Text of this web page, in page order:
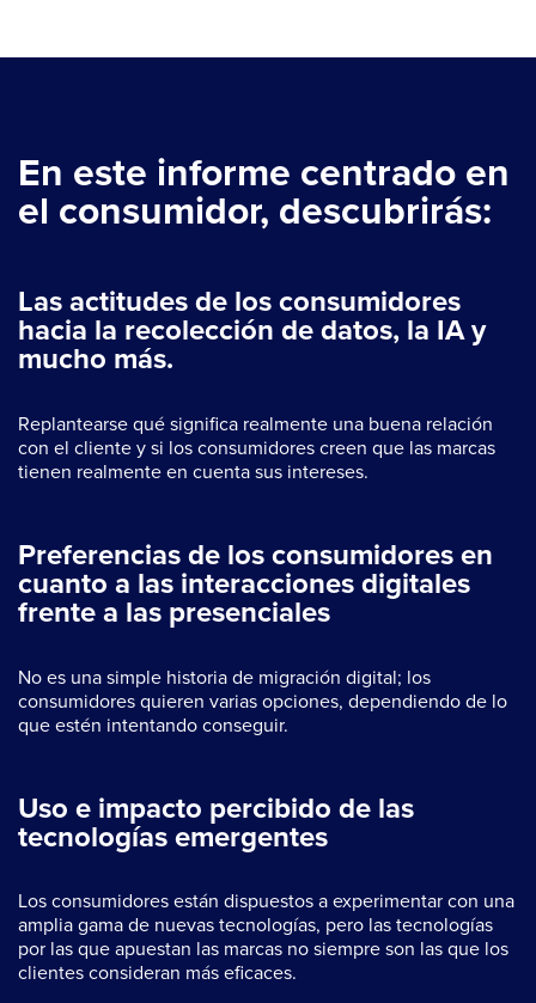
En este informe centrado en
el consumidor, descubrirás:
Las actitudes de los consumidores
hacia la recolección de datos, la IA y
mucho más.
Replantearse qué significa realmente una buena relación
con el cliente y si los consumidores creen que las marcas
tienen realmente en cuenta sus intereses.
Preferencias de los consumidores en
cuanto a las interacciones digitales
frente a las presenciales
No es una simple historia de migración digital; los
consumidores quieren varias opciones, dependiendo de lo
que estén intentando conseguir.
Uso e impacto percibido de las
tecnologías emergentes
Los consumidores están dispuestos a experimentar con una
amplia gama de nuevas tecnologías, pero las tecnologías
por las que apuestan las marcas no siempre son las que los
clientes consideran más eficaces.